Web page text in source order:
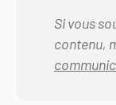
Si vous
contenu,